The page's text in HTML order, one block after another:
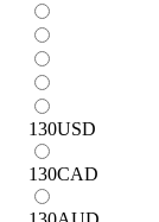
130USD
130CAD